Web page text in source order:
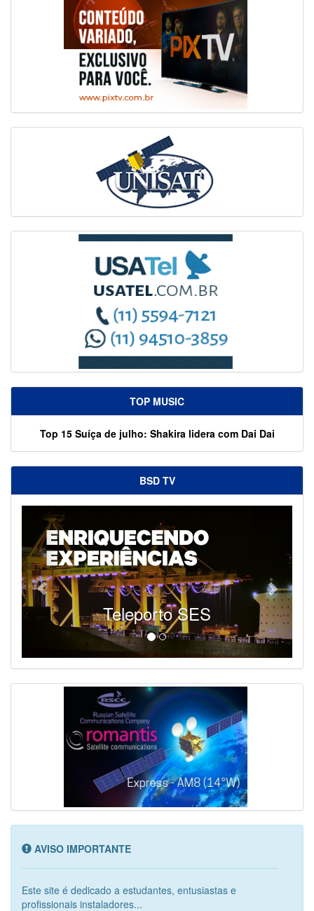
TOP MUSIC
Top 15 Suíça de julho: Shakira lidera com Dai Dai
BSD TV
Teleporto SES
AVISO IMPORTANTE
Este site é dedicado a estudantes, entusiastas e
profissionais instaladores...